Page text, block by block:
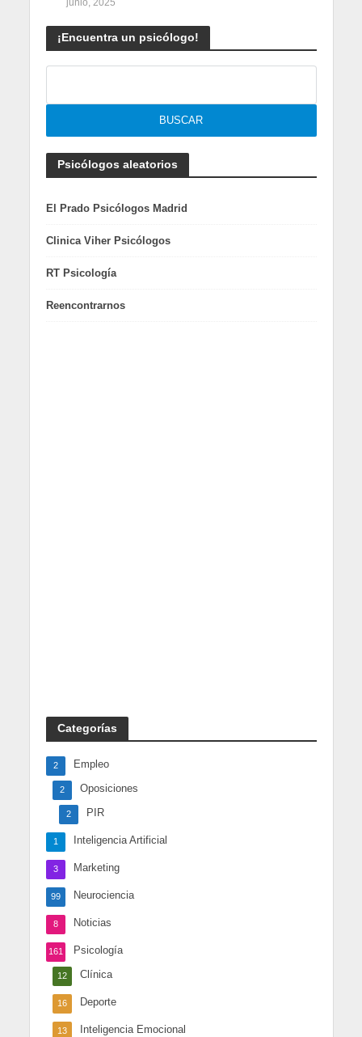
junio, 2025
¡Encuentra un psicólogo!
Psicólogos aleatorios
El Prado Psicólogos Madrid
Clinica Viher Psicólogos
RT Psicología
Reencontrarnos
Categorías
Empleo
2
Oposiciones
2
PIR
2
Inteligencia Artificial
1
Marketing
3
Neurociencia
99
Noticias
8
Psicología
161
Clínica
12
Deporte
16
Inteligencia Emocional
13